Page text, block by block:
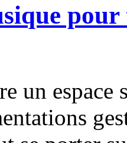
pour
un